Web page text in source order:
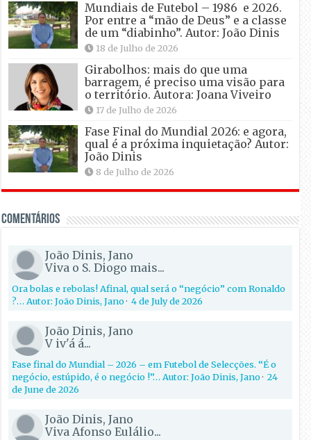
Mundiais de Futebol – 1986 e 2026.
Por entre a “mão de Deus” e a classe
de um “diabinho”. Autor: João Dinis
18 de Julho de 2026
Girabolhos: mais do que uma
barragem, é preciso uma visão para
o território. Autora: Joana Viveiro
17 de Julho de 2026
Fase Final do Mundial 2026: e agora,
qual é a próxima inquietação? Autor:
João Dinis
8 de Julho de 2026
Comentários
João Dinis, Jano
Viva o S. Diogo mais...
Ora bolas e rebolas! Afinal, qual será o “negócio” com Ronaldo
?… Autor: João Dinis, Jano·4 de July de 2026
João Dinis, Jano
V iv'á á...
Fase final do Mundial – 2026 – em Futebol de Selecções. “É o
negócio, estúpido, é o negócio !”… Autor: João Dinis, Jano·24
de June de 2026
João Dinis, Jano
Viva Afonso Eulálio...